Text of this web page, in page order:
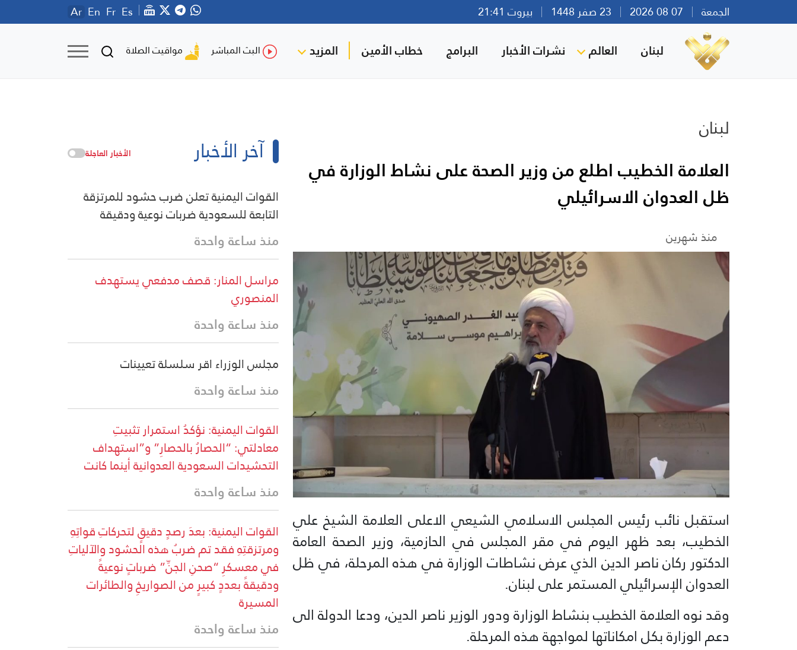
الجمعة بيروت 21:41 Ar En Fr Es
لبنان العالم نشرات الأخبار البرامج خطاب الأمين المزيد البث المباشر مواقيت الصلاة
لبنان
العلامة الخطيب اطلع من وزير الصحة على نشاط الوزارة في
ظل العدوان الاسرائيلي
منذ شهرين
استقبل نائب رئيس المجلس الاسلامي الشيعي الاعلى العلامة الشيخ علي
الخطيب، بعد ظهر اليوم في مقر المجلس في الحازمية، وزير الصحة العامة
الدكتور ركان ناصر الدين الذي عرض نشاطات الوزارة في هذه المرحلة، في ظل
العدوان الإسرائيلي المستمر على لبنان.
وقد نوه العلامة الخطيب بنشاط الوزارة ودور الوزير ناصر الدين، ودعا الدولة الى
دعم الوزارة بكل امكاناتها لمواجهة هذه المرحلة.
آخر الأخبار الأخبار العاجلة
القوات اليمنية تعلن ضرب حشود للمرتزقة
التابعة للسعودية ضربات نوعية ودقيقة
منذ ساعة واحدة
مراسل المنار: قصف مدفعي يستهدف
المنصوري
منذ ساعة واحدة
مجلس الوزراء اقر سلسلة تعيينات
منذ ساعة واحدة
القوات اليمنية: نؤكدُ استمرار تثبيتِ
معادلتي: “الحصارُ بالحصارِ” و”استهداف
التحشيدات السعودية العدوانية أينما كانت
منذ ساعة واحدة
القوات اليمنية: بعدَ رصدٍ دقيقٍ لتحركاتِ قواتِهِ
ومرتزقتِهِ فقد تم ضربُ هذه الحشود والآلياتِ
في معسكرِ “صحنِ الجنِّ” ضرباتٍ نوعيةً
ودقيقةً بعددٍ كبيرٍ من الصواريخِ والطائرات
المسيرة
منذ ساعة واحدة